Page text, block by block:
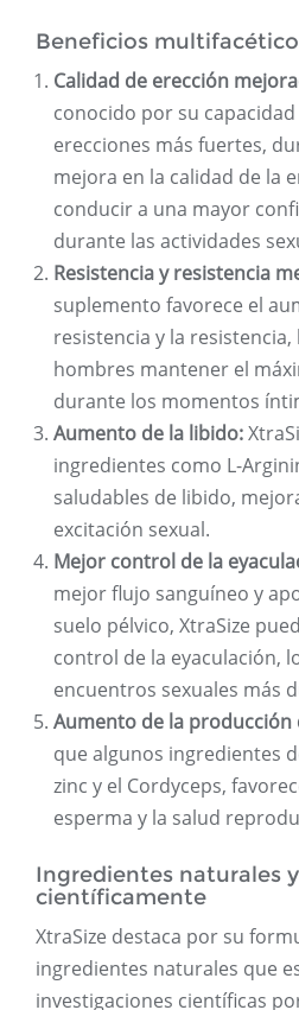
Beneficios
Calidad de erección
conocido por su
erecciones más fuertes,
mejora en la calidad de la
conducir a una mayor
durante las actividades
Resistencia y resistencia
suplemento favorece el
resistencia y la
hombres mantener el
durante los momentos
Aumento de la libido:
ingredientes como L-
saludables de libido,
excitación sexual.
Mejor control de la
mejor flujo sanguíneo y
suelo pélvico, XtraSize
control de la eyaculación,
encuentros sexuales más
Aumento de la producción
que algunos ingredientes
zinc y el Cordyceps,
esperma y la salud
Ingredientes naturales
científicamente
XtraSize destaca por su
ingredientes naturales que
investigaciones científicas